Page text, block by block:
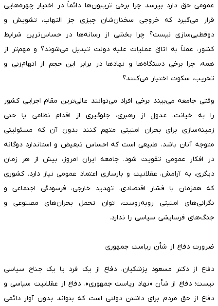
عمومی حق دارد بپرسد چرا برخی تریبون‌ها دائماً در اختیار چهره‌هایی
قرار می‌گیرد که خروجی سخنان‌شان چیزی جز التهاب، تشویش و
دوقطبی‌سازی نیست؟ چرا بخشی از رسانه‌ها در حساس‌ترین شرایط
کشور، عملاً به اتاق عملیات علیه دولت تبدیل می‌شوند؟ و مهم‌تر از
همه، چرا برخی دستگاه‌ها و نهادها در برابر این حجم از اتهام‌زنی و
تخریب، سکوت اختیار می‌کنند؟
وقتی جامعه می‌بیند برخی افراد می‌توانند عالی‌ترین مقام اجرایی کشور
را به خیانت، عدول از رهبری، جلوگیری از اقدام نظامی یا حتی
زمینه‌سازی برای بحران امنیتی متهم کنند بدون آن که مسئولیتی
متوجه آنان باشد، طبیعی است که احساس تبعیض و استاندارد دوگانه
در افکار عمومی تقویت شود. جامعه ایران امروز، بیش از هر زمان
دیگری، به آرامش، عقلانیت و بازسازی اعتماد عمومی نیاز دارد. کشوری
که همزمان با فشار اقتصادی، تهدید خارجی، فرسودگی اجتماعی و
نگرانی‌های امنیتی روبه‌روست، توان تحمل بحران‌های مصنوعی و
جنگ‌های فرسایشی سیاسی را ندارد.
ضرورت دفاع از شأن ریاست جمهوری
دفاع از دکتر مسعود پزشکیان، دفاع از یک فرد یا یک جناح سیاسی
نیست؛ دفاع از شأن «نهاد ریاست جمهوری»، دفاع از عقلانیت سیاسی و
دفاع از حق مردم برای داشتن دولتی است که بتواند بدون آوار دائمی